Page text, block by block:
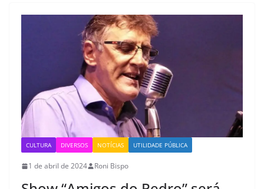
CULTURA DIVERSOS NOTÍCIAS UTILIDADE PÚBLICA
1 de abril de 2024 Roni Bispo